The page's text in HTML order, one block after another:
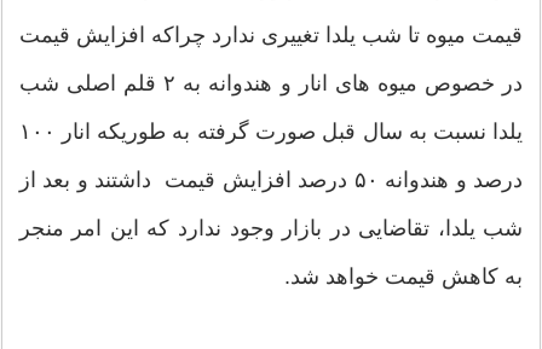
قیمت میوه تا شب یلدا تغییری ندارد چراکه افزایش قیمت
در خصوص میوه های انار و هندوانه به ۲ قلم اصلی شب
یلدا نسبت به سال قبل صورت گرفته به طوریکه انار ۱۰۰
درصد و هندوانه ۵۰ درصد افزایش قیمت داشتند و بعد از
شب یلدا، تقاضایی در بازار وجود ندارد که این امر منجر
به کاهش قیمت خواهد شد.